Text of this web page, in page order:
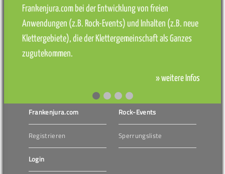
Frankenjura.com bei der Entwicklung von freien
Anwendungen (z.B. Rock-Events) und Inhalten (z.B. neue
Klettergebiete), die der Klettergemeinschaft als Ganzes
zugutekommen.
» weitere Infos
Frankenjura.com
Registrieren
Login
Rock-Events
Sperrungsliste